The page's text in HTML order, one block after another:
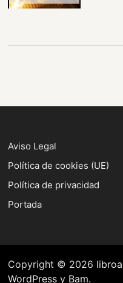
Aviso Legal
Política de cookies (UE)
Política de privacidad
Portada
Copyright © 2026
WordPressy Bam.